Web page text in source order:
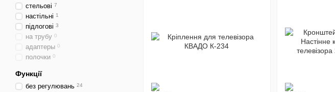
стельові 7
настільні 1
підлогові 3
на трубу 0
адаптеры 0
полочки 0
Функції
без регулювань 24